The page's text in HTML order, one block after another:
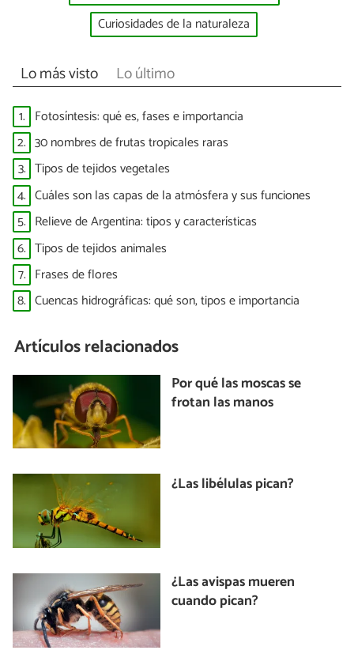
Curiosidades de la naturaleza
Lo más visto Lo último
1. Fotosíntesis: qué es, fases e importancia
2. 30 nombres de frutas tropicales raras
3. Tipos de tejidos vegetales
4. Cuáles son las capas de la atmósfera y sus funciones
5. Relieve de Argentina: tipos y características
6. Tipos de tejidos animales
7. Frases de flores
8. Cuencas hidrográficas: qué son, tipos e importancia
Artículos relacionados
Por qué las moscas se
frotan las manos
¿Las libélulas pican?
¿Las avispas mueren
cuando pican?